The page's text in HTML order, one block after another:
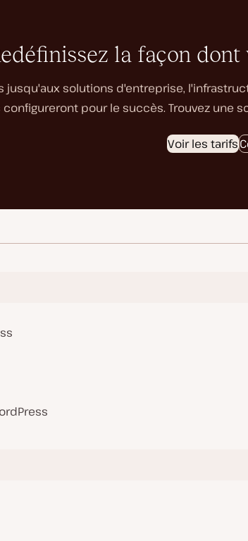
la façon
jusqu'aux solutions d'entreprise,
pour le succès. Trouvez une
Voir les tarifs